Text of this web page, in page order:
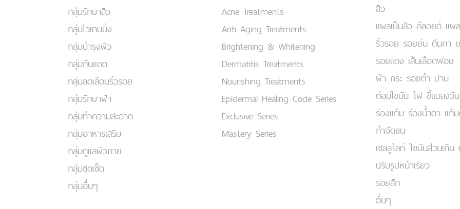
กลุ่มรักษาสิว
กลุ่มไวเทนนิ่ง
กลุ่มบำรุงผิว
กลุ่มกันแดด
กลุ่มลดเลือนริ้วรอย
กลุ่มรักษาฝ้า
กลุ่มทำความสะอาด
กลุ่มอาหารเสริม
กลุ่มดูแลผิวกาย
กลุ่มชุดเซ็ต
กลุ่มอื่นๆ
Acne Treatments
Anti Aging Treatments
Brightening & Whitening
Dermatitis Treatments
Nourishing Treatments
Epidermal Healing Code Series
Exclusive Series
Mastery Series
สิว
แผลเป็นสิว คีลอยด์ แผ
ริ้วรอย รอยย่น ตีนกา
รอยแดง เส้นเลือดฟอย
ฝ้า กระ รอยดำ ปาน
ต่อมไขมัน ไฝ ขี้แมลงวั
ร่องแก้ม ร่องน้ำตา แก้
กำจัดขน
เชลลูไลท์ ไขมันส่วนเกิน
ปรับรูปหน้าเรียว
รอยสัก
อื่นๆ